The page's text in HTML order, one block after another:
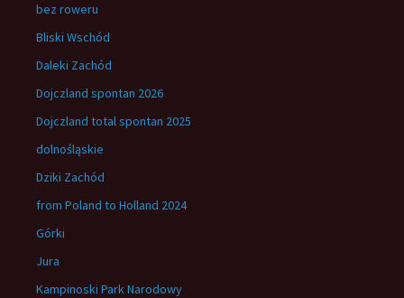
bez roweru
Bliski Wschód
Daleki Zachód
Dojczland spontan 2026
Dojczland total spontan 2025
dolnośląskie
Dziki Zachód
from Poland to Holland 2024
Górki
Jura
Kampinoski Park Narodowy